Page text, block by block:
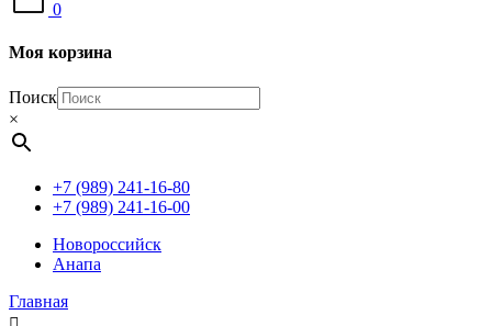
0
Моя корзина
Поиск
×
+7 (989) 241-16-80
+7 (989) 241-16-00
Новороссийск
Анапа
Главная